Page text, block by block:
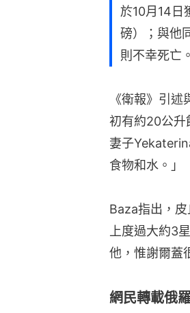
於10月14日
磅）；與他
則不幸死亡。
《衛報》引
初有約20公升
妻子
食物和水。」
Baza指出，
上度過大約3
他，惟謝爾蓋
網民轉載俄